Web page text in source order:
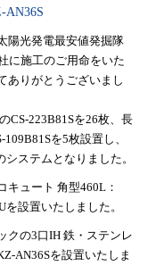
AN36S
陽光発電最安値発掘隊
に施工のご用命をいた
ありがとうございまし
CS-223B81Sを26枚、長
109B81Sを5枚設置し、
システムとなりました。
キュート 角型460L：
を設置いたしました。
クの3口IH 鉄・ステンレ
AN36Sを設置いたしま